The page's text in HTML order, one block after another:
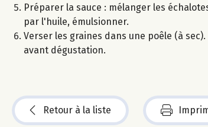
Préparer la sauce : mélanger les
par l'huile, émulsionner.
Verser les graines dans une poêle (à
avant dégustation.
Retour à la liste